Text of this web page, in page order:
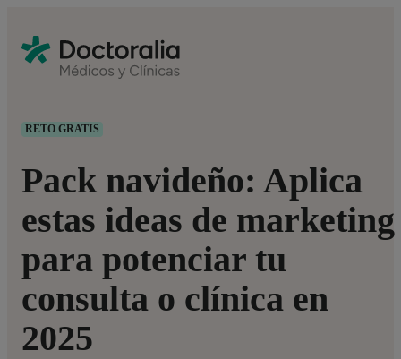
RETO GRATIS
Pack navideño: Aplica
estas ideas de marketing
para potenciar tu
consulta o clínica en
2025